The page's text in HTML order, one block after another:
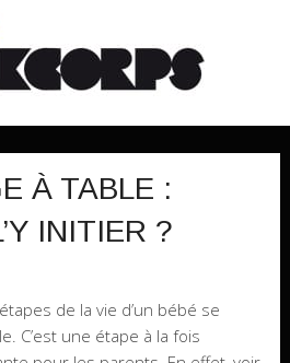
À TABLE :
INITIER ?
de la vie d’un bébé se
C’est une étape à la fois